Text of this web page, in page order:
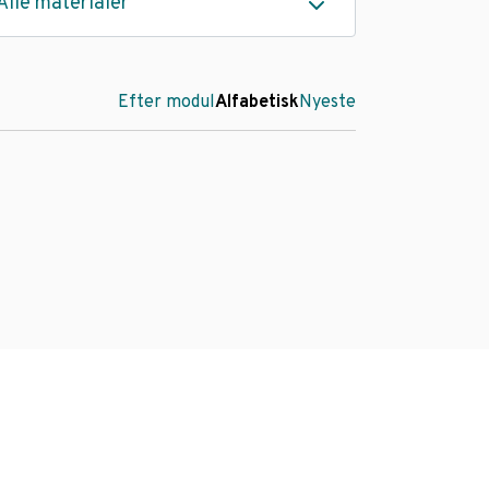
Efter modulAlfabetiskNyeste